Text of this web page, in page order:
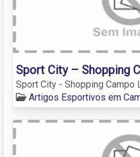
Sport City – Shopping
Sport City - Shopping Campo
Artigos Esportivos em